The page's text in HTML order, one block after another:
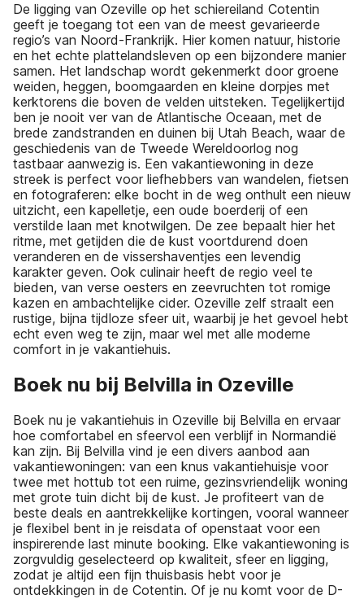
De ligging van Ozeville op het schiereiland Cotentin
geeft je toegang tot een van de meest gevarieerde
regio’s van Noord-Frankrijk. Hier komen natuur, historie
en het echte plattelandsleven op een bijzondere manier
samen. Het landschap wordt gekenmerkt door groene
weiden, heggen, boomgaarden en kleine dorpjes met
kerktorens die boven de velden uitsteken. Tegelijkertijd
ben je nooit ver van de Atlantische Oceaan, met de
brede zandstranden en duinen bij Utah Beach, waar de
geschiedenis van de Tweede Wereldoorlog nog
tastbaar aanwezig is. Een vakantiewoning in deze
streek is perfect voor liefhebbers van wandelen, fietsen
en fotograferen: elke bocht in de weg onthult een nieuw
uitzicht, een kapelletje, een oude boerderij of een
verstilde laan met knotwilgen. De zee bepaalt hier het
ritme, met getijden die de kust voortdurend doen
veranderen en de vissershaventjes een levendig
karakter geven. Ook culinair heeft de regio veel te
bieden, van verse oesters en zeevruchten tot romige
kazen en ambachtelijke cider. Ozeville zelf straalt een
rustige, bijna tijdloze sfeer uit, waarbij je het gevoel hebt
echt even weg te zijn, maar wel met alle moderne
comfort in je vakantiehuis.
Boek nu bij Belvilla in Ozeville
Boek nu je vakantiehuis in Ozeville bij Belvilla en ervaar
hoe comfortabel en sfeervol een verblijf in Normandië
kan zijn. Bij Belvilla vind je een divers aanbod aan
vakantiewoningen: van een knus vakantiehuisje voor
twee met hottub tot een ruime, gezinsvriendelijk woning
met grote tuin dicht bij de kust. Je profiteert van de
beste deals en aantrekkelijke kortingen, vooral wanneer
je flexibel bent in je reisdata of openstaat voor een
inspirerende last minute booking. Elke vakantiewoning is
zorgvuldig geselecteerd op kwaliteit, sfeer en ligging,
zodat je altijd een fijn thuisbasis hebt voor je
ontdekkingen in de Cotentin. Of je nu komt voor de D-